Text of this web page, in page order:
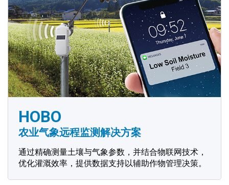
HOBO
农业气象远程监测解决方案
通过精确测量土壤与气象参数，并结合物联网技术，
优化灌溉效率，提供数据支持以辅助作物管理决策。